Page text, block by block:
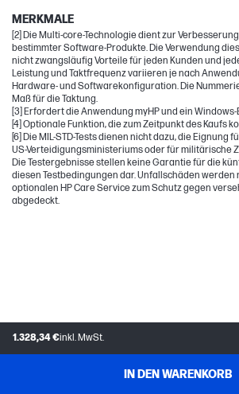
1.328,34 €inkl. MwSt.
IN DEN WARENKORB
MERKMALE
[2] Die Multi-core-Technologie dient zur
bestimmter Software-Produkte. Die Verwendung
nicht zwangsläufig Vorteile für jeden Kunden und
Leistung und Taktfrequenz variieren je nach
Hardware- und Softwarekonfiguration. Die
Maß für die Taktung.
[3] Erfordert die Anwendung myHP und ein
[4] Optionale Funktion, die zum Zeitpunkt des Kaufs
[6] Die MIL-STD-Tests dienen nicht dazu, die Eignung
US-Verteidigungsministeriums oder für militärische
Die Testergebnisse stellen keine Garantie für die
diesen Testbedingungen dar. Unfallschäden werden
optionalen HP Care Service zum Schutz gegen
abgedeckt.